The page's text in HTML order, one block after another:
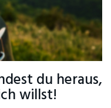
du heraus,
willst!